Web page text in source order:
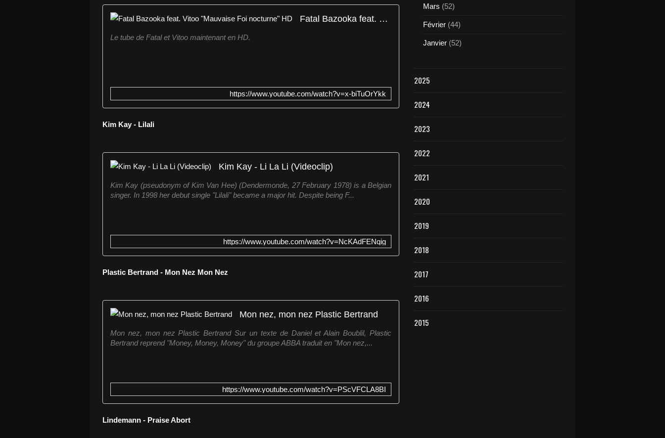
Fatal Bazooka feat. Vitoo "Mauvaise Foi nocturne" HD
Le tube de Fatal et Vitoo maintenant en HD.
https://www.youtube.com/watch?v=x-biTuOrYkk
Kim Kay - Lilali
Kim Kay - Li La Li (Videoclip)
Kim Kay (pseudonym of Kim Van Hee) (Dendermonde, 27 February 1978) is a Belgian
singer. In 1998 her debut single "Lilali" became a major hit. Despite being F...
https://www.youtube.com/watch?v=NcKAdFENqig
Plastic Bertrand - Mon Nez Mon Nez
Mon nez, mon nez Plastic Bertrand
Mon nez, mon nez Plastic Bertrand Sur un texte de Daniel et Alain Boublil, Plastic
Bertrand reprend "Money, Money, Money" du groupe ABBA traduit en "Mon nez,...
https://www.youtube.com/watch?v=PScVFCLA8BI
Lindemann - Praise Abort
Mars (52)
Février (44)
Janvier (52)
2025
2024
2023
2022
2021
2020
2019
2018
2017
2016
2015